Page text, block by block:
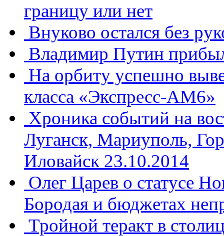
границу или нет
Внуково остался без
Владимир Путин
​На орбиту успешно
класса «Экспресс-АМ6»
Хроника событий на
Луганск, Мариуполь,
Иловайск 23.10.2014
Олег Царев о статусе
Бородая и бюджетах
Тройной теракт в